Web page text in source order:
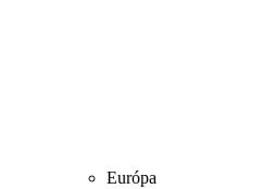
Európa